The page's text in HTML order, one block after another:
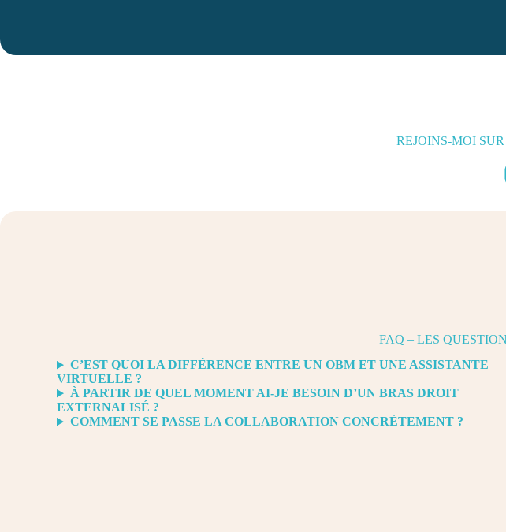
REJOINS-MOI
FAQ – LES
C’EST QUOI LA DIFFÉRENCE ENTRE UN OBM ET UNE ASSISTANTE
VIRTUELLE ?
À PARTIR DE QUEL MOMENT AI-JE BESOIN D’UN BRAS DROIT
EXTERNALISÉ ?
COMMENT SE PASSE LA COLLABORATION CONCRÈTEMENT ?